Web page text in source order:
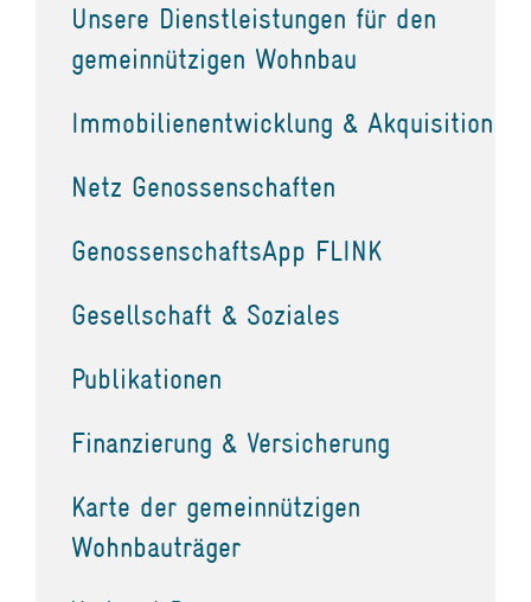
Unsere Dienstleistungen für den
gemeinnützigen Wohnbau
Immobilienentwicklung & Akquisition
Netz Genossenschaften
GenossenschaftsApp FLINK
Gesellschaft & Soziales
Publikationen
Finanzierung & Versicherung
Karte der gemeinnützigen
Wohnbauträger